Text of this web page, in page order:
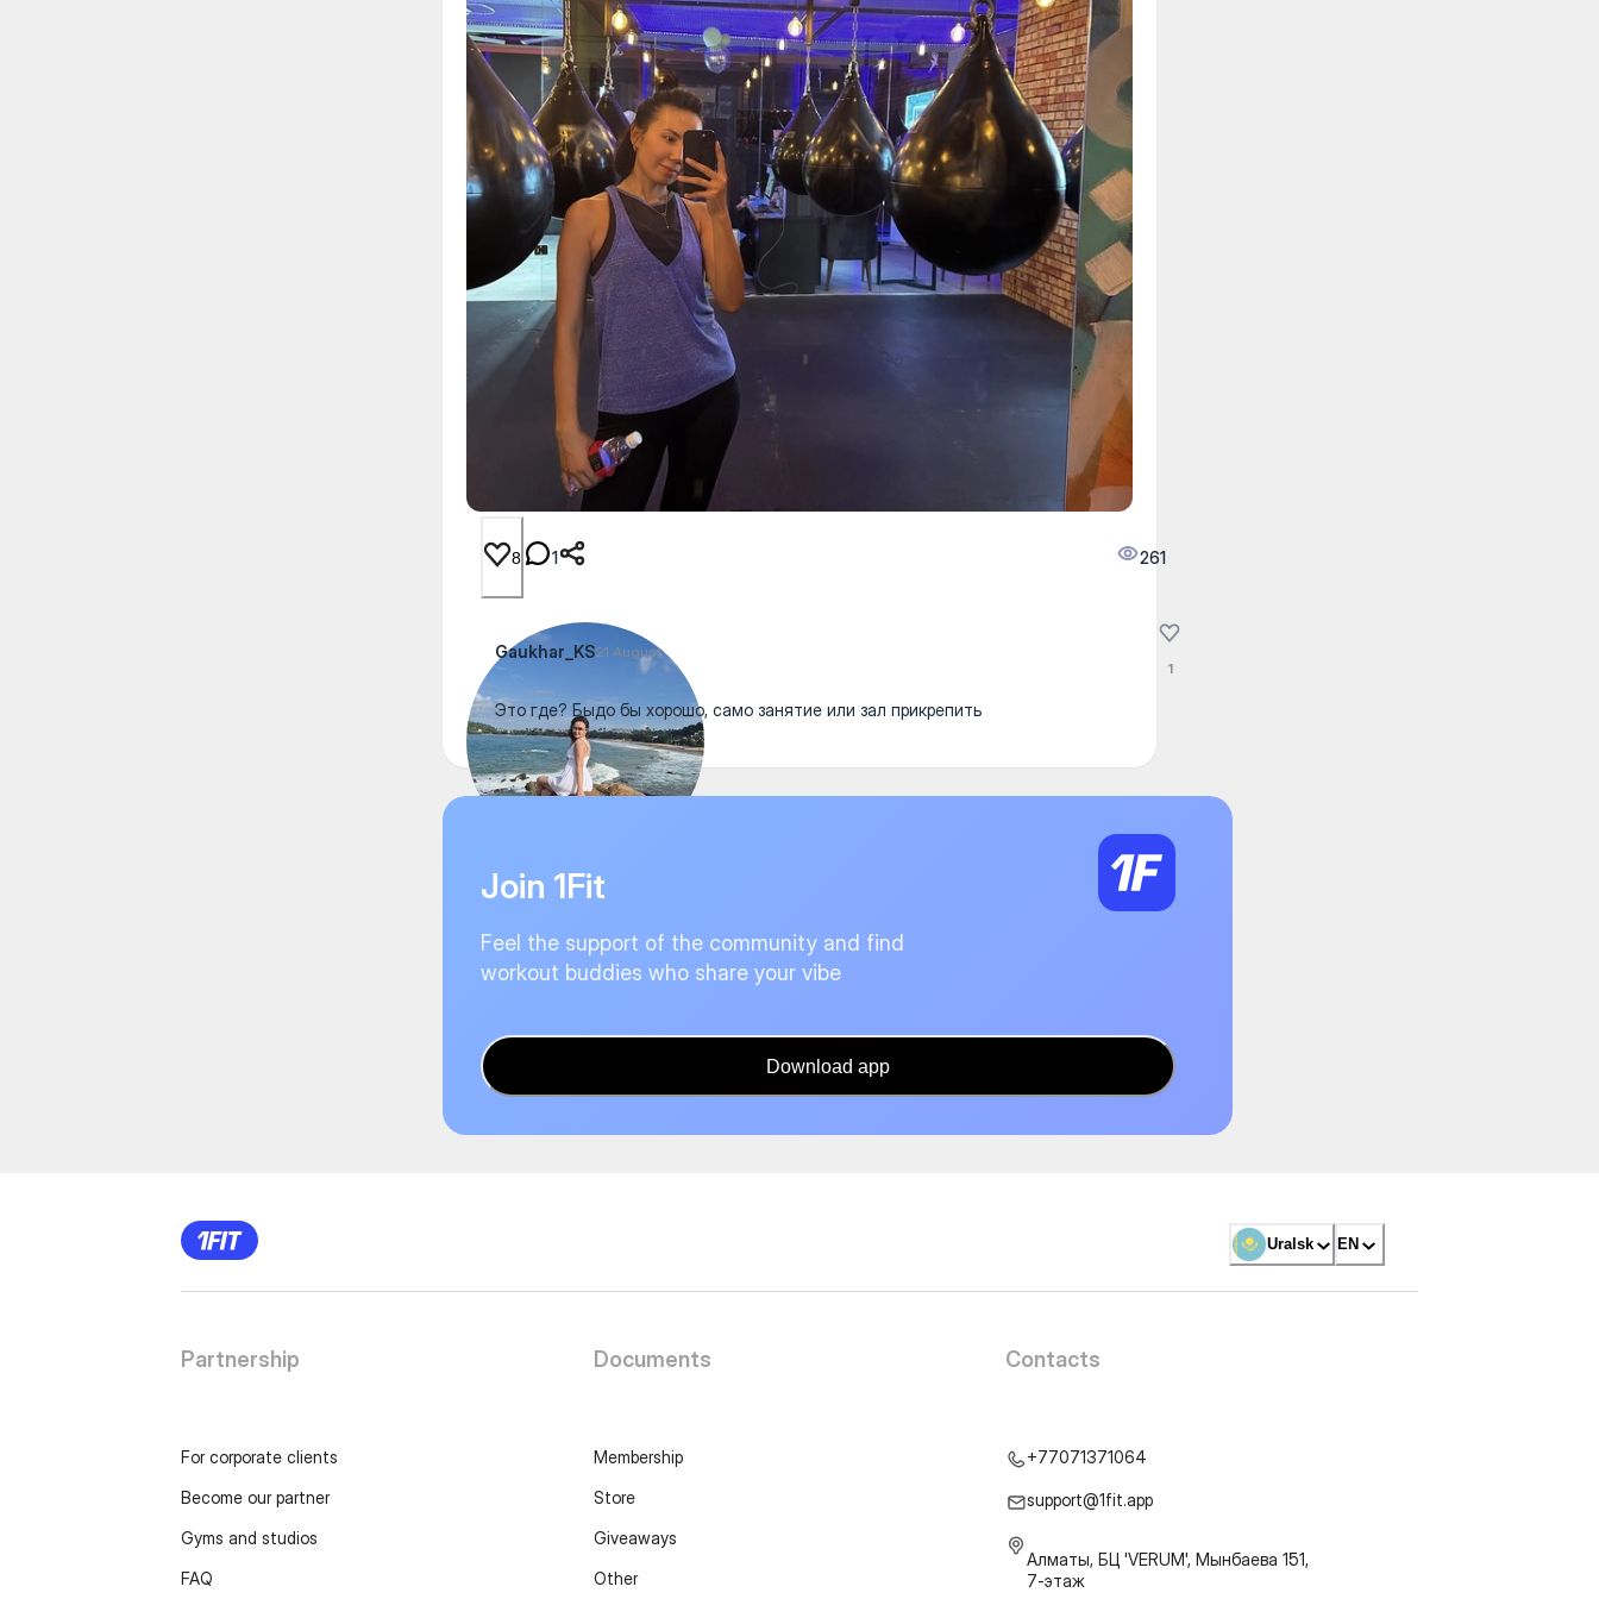
8 1 261
Gaukhar_KS21 August
Это где? Быдо бы хорошо, само занятие или зал прикрепить
1
Join 1Fit
Feel the support of the community and find
workout buddies who share your vibe
Download app
Uralsk EN
Partnership
For corporate clients
Become our partner
Gyms and studios
FAQ
Documents
Membership
Store
Giveaways
Other
Contacts
+77071371064
support@1fit.app
Алматы, БЦ 'VERUM', Мынбаева 151,
7-этаж